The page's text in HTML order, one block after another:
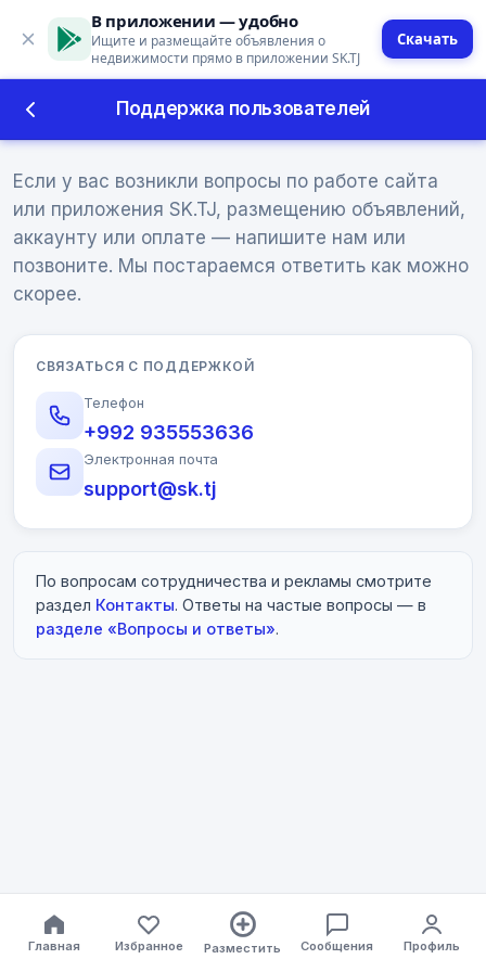
В приложении — удобно
Ищите и размещайте объявления о
недвижимости прямо в приложении SK.TJ
Скачать
Поддержка пользователей
Поддержка пользователей
Если у вас возникли вопросы по работе сайта
или приложения SK.TJ, размещению объявлений,
аккаунту или оплате — напишите нам или
позвоните. Мы постараемся ответить как можно
скорее.
СВЯЗАТЬСЯ С ПОДДЕРЖКОЙ
Телефон
+992 935553636
Электронная почта
support@sk.tj
По вопросам сотрудничества и рекламы смотрите
раздел Контакты. Ответы на частые вопросы — в
разделе «Вопросы и ответы».
Главная Избранное Разместить Сообщения Профиль